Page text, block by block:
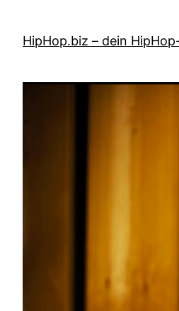
springen
HipHop.biz – dein